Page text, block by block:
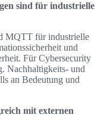
sind für industrielle
MQTT für industrielle
und
Für Cybersecurity
Nachhaltigkeits‑ und
an Bedeutung und
mit externen